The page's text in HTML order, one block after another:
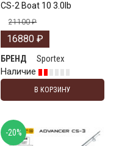
CS-2 Boat 10 3.0lb
21100₽
16880₽
БРЕНД
Sportex
Наличие
В КОРЗИНУ
-20%